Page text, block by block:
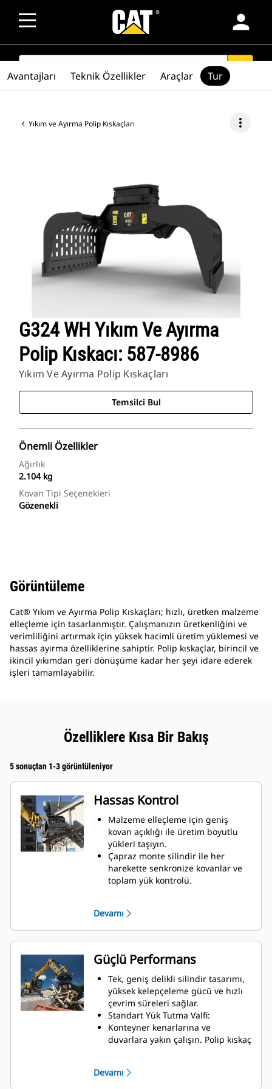
person
SEARCH
Yıkım ve Ayırma Polip Kıskaçları more_vert
G324 WH Yıkım Ve Ayırma
Polip Kıskacı: 587-8986
Yıkım Ve Ayırma Polip Kıskaçları
Temsilci Bul
Önemli Özellikler
Ağırlık
2.104 kg
Kovan Tipi Seçenekleri
Gözenekli
Avantajları Teknik Özellikler Araçlar Tur
Görüntüleme
Cat® Yıkım ve Ayırma Polip Kıskaçları; hızlı, üretken malzeme
elleçleme için tasarlanmıştır. Çalışmanızın üretkenliğini ve
verimliliğini artırmak için yüksek hacimli üretim yüklemesi ve
hassas ayırma özelliklerine sahiptir. Polip kıskaçlar, birincil ve
ikincil yıkımdan geri dönüşüme kadar her şeyi idare ederek
işleri tamamlayabilir.
Özelliklere Kısa Bir Bakış
5 sonuçtan 1-3 görüntüleniyor
Hassas Kontrol
Malzeme elleçleme için geniş
kovan açıklığı ile üretim boyutlu
yükleri taşıyın.
Çapraz monte silindir ile her
harekette senkronize kovanlar ve
toplam yük kontrolü.
durdurucularıyla büyük yüklerde
tutuşu koruyun veya küçük
malzemeleri toplayın, ayırın,
yerleştirin ve geniş kavramayı
önleyin.
Kir ve diğer ince malzemeleri
iskelet ve gözenekli kovanlar
aracılığıyla dışarı atarak
operatörün yükü iyi görmesini
sağlar.
Malzeme ayırma hızlıdır, sahada
Kovan hareketi sorunsuzdur ve
Devamı
Güçlü Performans
Tek, geniş delikli silindir tasarımı,
yüksek kelepçeleme gücü ve hızlı
çevrim süreleri sağlar.
Standart Yük Tutma Valfi:
Konteyner kenarlarına ve
duvarlara yakın çalışın. Polip kıskaç
boşluk sağlayarak kamyonlarda,
Devamı